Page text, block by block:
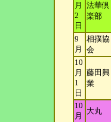
月
2
日
法華倶
楽部
9
月
相撲協
会
10
月
1
日
藤田興
業
10
月
大丸